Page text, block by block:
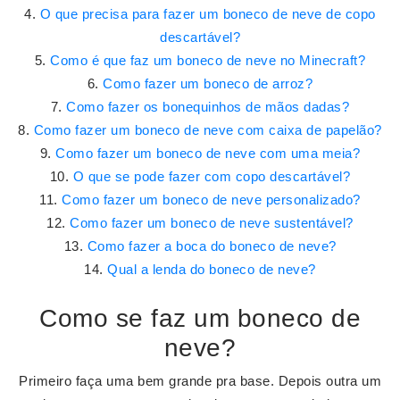
O que precisa para fazer um boneco de neve de copo
descartável?
Como é que faz um boneco de neve no Minecraft?
Como fazer um boneco de arroz?
Como fazer os bonequinhos de mãos dadas?
Como fazer um boneco de neve com caixa de papelão?
Como fazer um boneco de neve com uma meia?
O que se pode fazer com copo descartável?
Como fazer um boneco de neve personalizado?
Como fazer um boneco de neve sustentável?
Como fazer a boca do boneco de neve?
Qual a lenda do boneco de neve?
Como se faz um boneco de
neve?
Primeiro faça uma bem grande pra base. Depois outra um